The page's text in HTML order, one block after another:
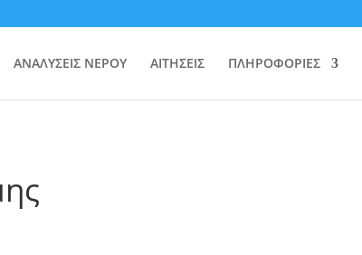
ΑΝΑΛΥΣΕΙΣ ΝΕΡΟΥ ΑΙΤΗΣΕΙΣ ΠΛΗΡΟΦΟΡΙΕΣ